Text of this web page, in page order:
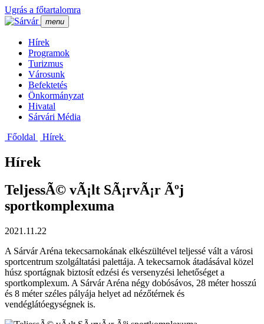
Ugrás a főtartalomra
menu
Hí­rek
Programok
Turizmus
Városunk
Befektetés
Önkormányzat
Hivatal
Sárvári Média
Főoldal
Hí­rek
Hírek
TeljessÃ© vÃ¡lt SÃ¡rvÃ¡r Ãºj
sportkomplexuma
2021.11.22
A Sárvár Aréna tekecsarnokának elkészültével teljessé vált a városi
sportcentrum szolgáltatási palettája. A tekecsarnok átadásával közel
húsz sportágnak biztosít edzési és versenyzési lehetőséget a
sportkomplexum. A Sárvár Aréna négy dobósávos, 28 méter hosszú
és 8 méter széles pályája helyet ad nézőtérnek és
vendéglátóegységnek is.